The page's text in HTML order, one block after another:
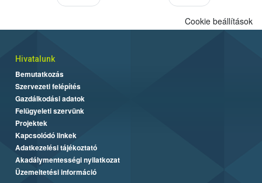
Cookie beállítások
Hivatalunk
Bemutatkozás
Szervezeti felépítés
Gazdálkodási adatok
Felügyeleti szervünk
Projektek
Kapcsolódó linkek
Adatkezelési tájékoztató
Akadálymentességi nyilatkozat
Üzemeltetési információ